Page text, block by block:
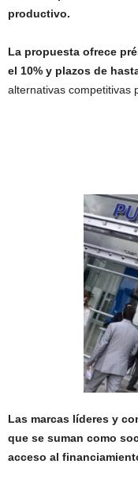
productivo.
La propuesta ofrece
el 10% y plazos de
alternativas competitivas
Las marcas líderes y
que se suman como
acceso al